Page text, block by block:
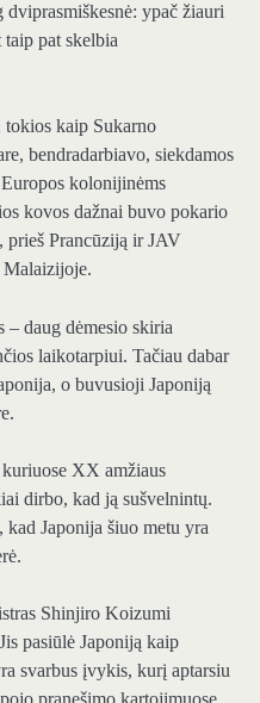
ypač žiauri
pat skelbia
tokios kaip Sukarno
bendradarbiavo, siekdamos
kolonijinėms
kovos dažnai buvo pokario
prieš Prancūziją ir JAV
daug dėmesio skiria
laikotarpiui. Tačiau dabar
o buvusioji Japoniją
XX amžiaus
dirbo, kad ją sušvelnintų.
Japonija šiuo metu yra
Shinjiro Koizumi
pasiūlė Japoniją kaip
svarbus įvykis, kurį aptarsiu
pranešimo kartojimuose.